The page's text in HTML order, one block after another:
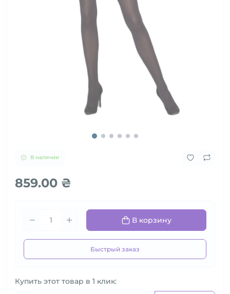
В наличии
859.00 ₴
В корзину
Быстрый заказ
Купить этот товар в 1 клик: